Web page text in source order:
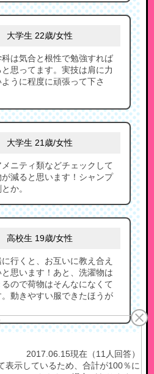
大学生 22歳/女性
は気合と根性で勉強すれば
思ってます。実技は肩に力
うに程度に頑張って下さ
大学生 21歳/女性
ニティ類などチェックして
減ると思います！シャンプ
か。
高校生 19歳/女性
行くと、お互いに教え合え
と思います！あと、洗濯物は
ので荷物はそんなになくて
。動きやすい服できたほうが
2017.06.15現在（11人回答）
表示しているため、合計が100％に